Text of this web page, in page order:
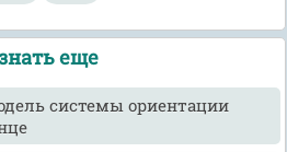
еще
системы ориентации